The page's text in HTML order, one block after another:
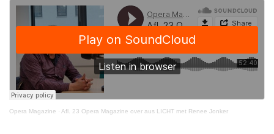
Opera Magazine · Afl. 23 Opera Magazine over aus LICHT met Renee Jonker